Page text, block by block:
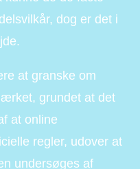
dog er det i
at granske om
grundet at det
at online
regler, udover at
undersøges af